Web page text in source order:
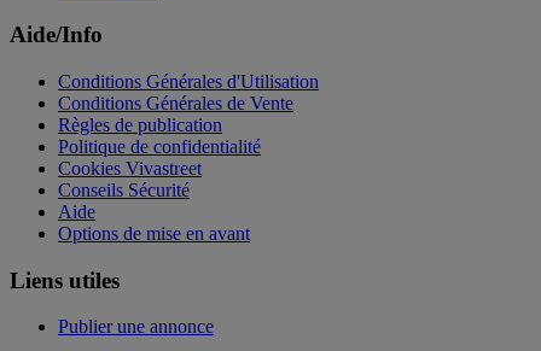
Aide/Info
Conditions Générales d'Utilisation
Conditions Générales de Vente
Règles de publication
Politique de confidentialité
Cookies Vivastreet
Conseils Sécurité
Aide
Options de mise en avant
Liens utiles
Publier une annonce